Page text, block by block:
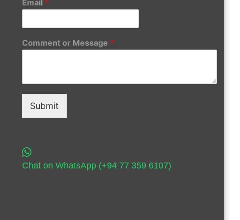
Email *
Comment or Message *
Submit
Chat on WhatsApp (+94 77 359 6107)